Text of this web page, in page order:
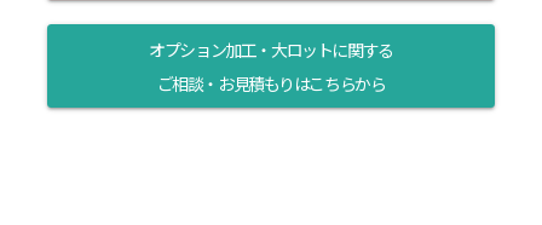
オプション加工・大ロットに関する
ご相談・お見積もりはこちらから